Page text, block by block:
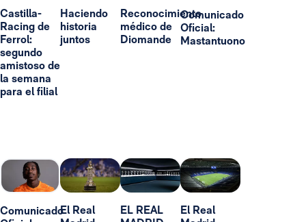
Castilla-
Racing de
Ferrol:
segundo
amistoso de
la semana
para el filial
Haciendo
historia
juntos
Reconocimiento
médico de
Diomande
Comunicado
Oficial:
Mastantuono
ComunicadoEl Real
EL REAL
El Real